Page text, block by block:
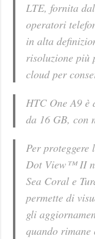
LTE, fornita
operatori
in alta
risoluzione più
cloud per
HTC One A9
da 16 GB, con
Per proteggere
Dot View™ II
Sea Coral e
permette di
gli
quando rimane